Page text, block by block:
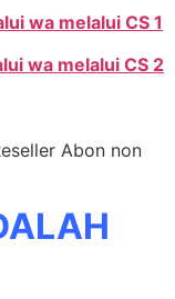
wa melalui CS 1
wa melalui CS 2
Abon non